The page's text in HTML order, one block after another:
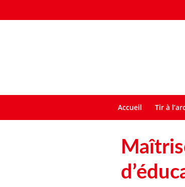
Accueil Tir à